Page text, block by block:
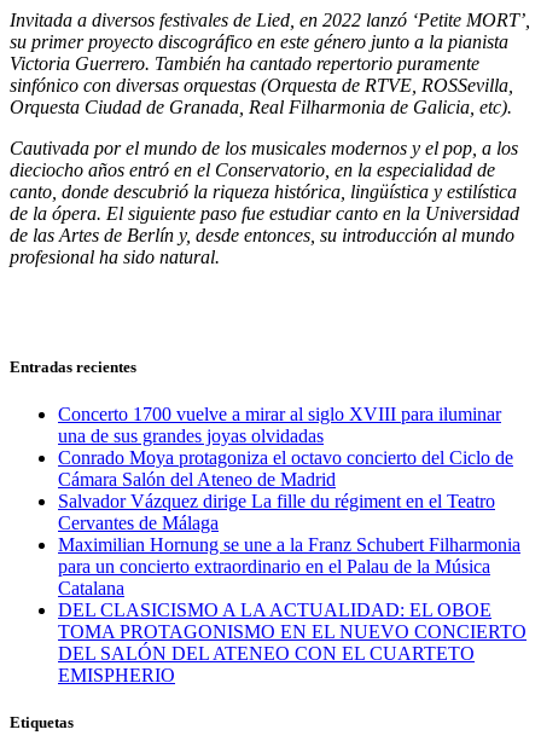
Invitada a diversos festivales de Lied, en 2022 lanzó ‘Petite MORT’,
su primer proyecto discográfico en este género junto a la pianista
Victoria Guerrero. También ha cantado repertorio puramente
sinfónico con diversas orquestas (Orquesta de RTVE, ROSSevilla,
Orquesta Ciudad de Granada, Real Filharmonia de Galicia, etc).
Cautivada por el mundo de los musicales modernos y el pop, a los
dieciocho años entró en el Conservatorio, en la especialidad de
canto, donde descubrió la riqueza histórica, lingüística y estilística
de la ópera. El siguiente paso fue estudiar canto en la Universidad
de las Artes de Berlín y, desde entonces, su introducción al mundo
profesional ha sido natural.
Entradas recientes
Concerto 1700 vuelve a mirar al siglo XVIII para iluminar
una de sus grandes joyas olvidadas
Conrado Moya protagoniza el octavo concierto del Ciclo de
Cámara Salón del Ateneo de Madrid
Salvador Vázquez dirige La fille du régiment en el Teatro
Cervantes de Málaga
Maximilian Hornung se une a la Franz Schubert Filharmonia
para un concierto extraordinario en el Palau de la Música
Catalana
DEL CLASICISMO A LA ACTUALIDAD: EL OBOE
TOMA PROTAGONISMO EN EL NUEVO CONCIERTO
DEL SALÓN DEL ATENEO CON EL CUARTETO
EMISPHERIO
Etiquetas